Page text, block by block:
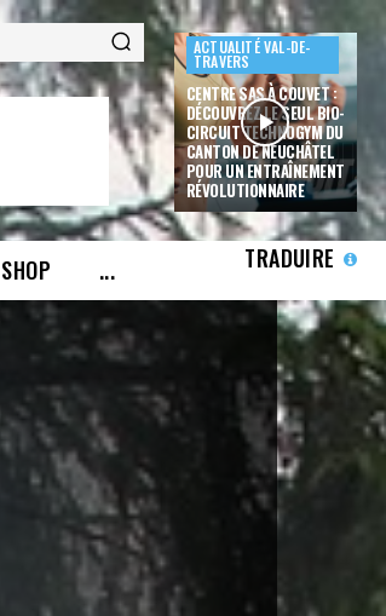
ACTUALITÉ VAL-DE-
TRAVERS
CENTRE SAS À COUVET :
DÉCOUVREZ LE SEUL BIO-
CIRCUIT TECHNOGYM DU
CANTON DE NEUCHÂTEL
POUR UN ENTRAÎNEMENT
RÉVOLUTIONNAIRE
SHOP ... TRADUIRE